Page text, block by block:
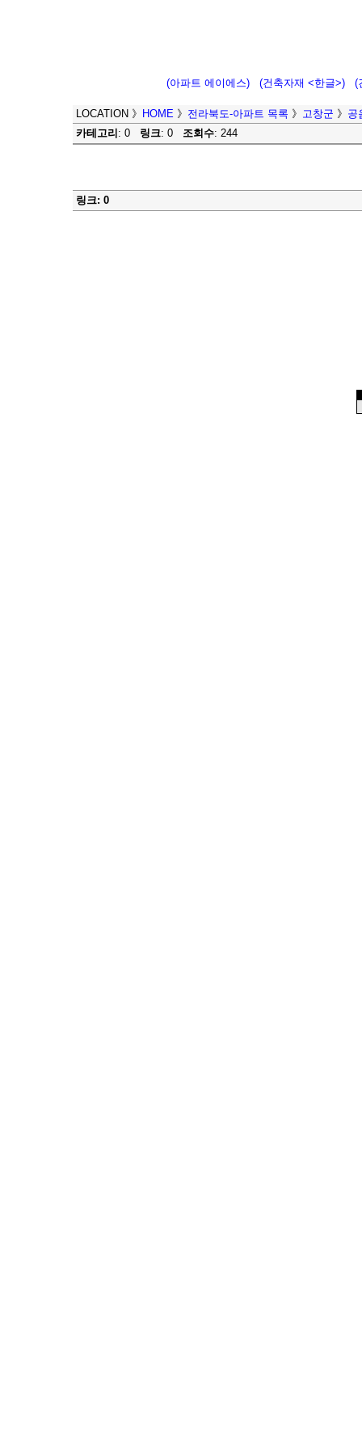
(아파트 에이에스) (건축자재 <한글>) (
LOCATION 》 HOME 》 전라북도-아파트 목록 》 고창군 》 공
카테고리 : 0 링크: 0 조회수: 244
링크: 0